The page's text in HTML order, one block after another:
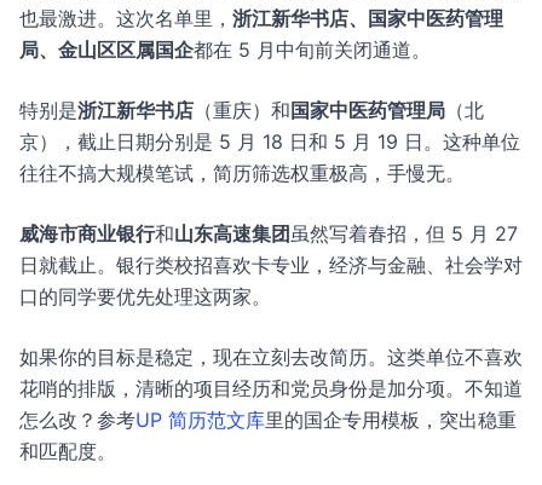
也最激进。这次名单里， 浙江新华书店、国家中医药管理
局、金山区区属国企都在 5 月中旬前关闭通道。
特别是浙江新华书店 （重庆）和 国家中医药管理局 （北
京），截止日期分别是 5 月 18 日和 5 月 19 日。这种单位
往往不搞大规模笔试，简历筛选权重极高，手慢无。
威海市商业银行和山东高速集团虽然写着春招，但 5 月 27
日就截止。银行类校招喜欢卡专业，经济与金融、社会学对
口的同学要优先处理这两家。
如果你的目标是稳定，现在立刻去改简历。这类单位不喜欢
花哨的排版，清晰的项目经历和党员身份是加分项。不知道
怎么改？参考UP 简历范文库里的国企专用模板，突出稳重
和匹配度。